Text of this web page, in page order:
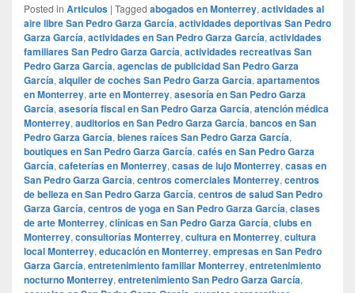
Posted in Articulos | Tagged abogados en Monterrey, actividades al
aire libre San Pedro Garza García, actividades deportivas San Pedro
Garza García, actividades en San Pedro Garza García, actividades
familiares San Pedro Garza García, actividades recreativas San
Pedro Garza García, agencias de publicidad San Pedro Garza
García, alquiler de coches San Pedro Garza García, apartamentos
en Monterrey, arte en Monterrey, asesoría en San Pedro Garza
García, asesoría fiscal en San Pedro Garza García, atención médica
Monterrey, auditorios en San Pedro Garza García, bancos en San
Pedro Garza García, bienes raíces San Pedro Garza García,
boutiques en San Pedro Garza García, cafés en San Pedro Garza
García, cafeterías en Monterrey, casas de lujo Monterrey, casas en
San Pedro Garza García, centros comerciales Monterrey, centros
de belleza en San Pedro Garza García, centros de salud San Pedro
Garza García, centros de yoga en San Pedro Garza García, clases
de arte Monterrey, clínicas en San Pedro Garza García, clubs en
Monterrey, consultorías Monterrey, cultura en Monterrey, cultura
local Monterrey, educación en Monterrey, empresas en San Pedro
Garza García, entretenimiento familiar Monterrey, entretenimiento
nocturno Monterrey, entretenimiento San Pedro Garza García,